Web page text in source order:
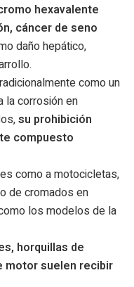
hexavalente
cáncer de seno
daño hepático,
como un
la corrosión en
su prohibición
compuesto
como a motocicletas,
de cromados en
los modelos de la
horquillas de
motor suelen recibir